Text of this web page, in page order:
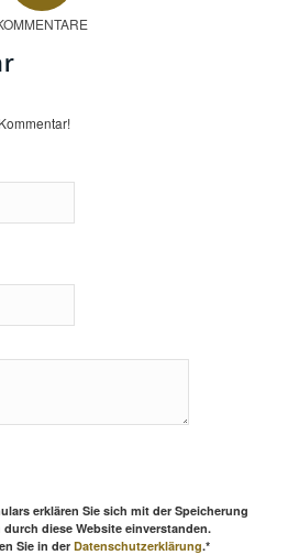
erklären Sie sich mit der Speicherung
diese Website einverstanden.
Sie in der Datenschutzerklärung.*